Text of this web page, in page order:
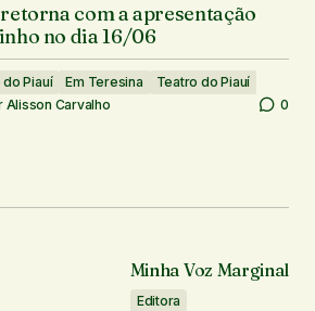
com a apresentação
no dia 16/06
Piauí Em Teresina
Teatro do Piauí
Alisson Carvalho 0
Minha Voz Marginal
Editora